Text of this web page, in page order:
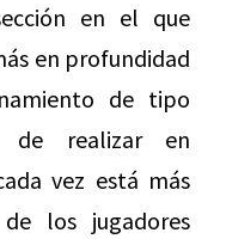
en el que
en profundidad
de tipo
de realizar en
vez está más
los jugadores